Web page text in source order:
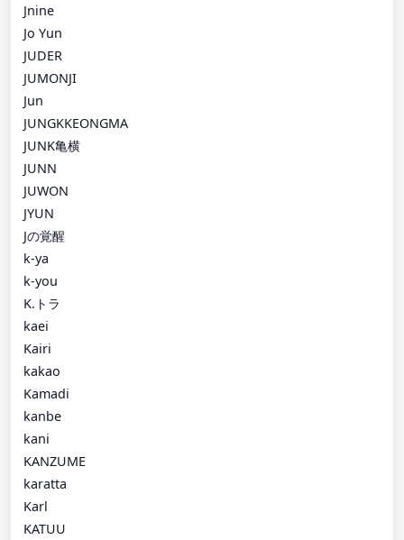
Jnine
Jo Yun
JUDER
JUMONJI
Jun
JUNGKKEONGMA
JUNK亀横
JUNN
JUWON
JYUN
Jの覚醒
k-ya
k-you
K.トラ
kaei
Kairi
kakao
Kamadi
kanbe
kani
KANZUME
karatta
Karl
KATUU